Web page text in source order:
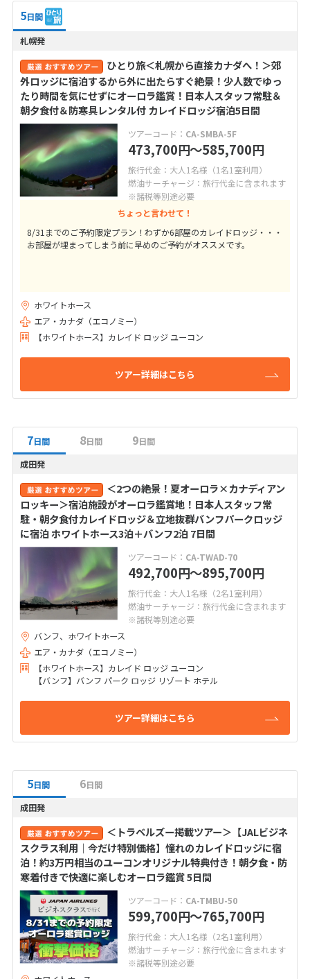
5日間
札幌発
ひとり旅＜札幌から直接カナダへ！＞郊
外ロッジに宿泊するから外に出たらすぐ絶景！少人数でゆっ
たり時間を気にせずにオーロラ鑑賞！日本人スタッフ常駐＆
朝夕食付＆防寒具レンタル付 カレイドロッジ宿泊5日間
ツアーコード： CA-SMBA-5F
473,700円〜585,700円
旅行代金：大人1名様（1名1室利用）
燃油サーチャージ：旅行代金に含まれます
※諸税等別途必要
ちょっと言わせて！
8/31までのご予約限定プラン！わずか6部屋のカレイドロッジ・・・
お部屋が埋まってしまう前に早めのご予約がオススメです。
ホワイトホース
エア・カナダ（エコノミー）
【ホワイトホース】カレイド ロッジ ユーコン
ツアー詳細はこちら
7日間 8日間 9日間
成田発
＜2つの絶景！夏オーロラ×カナディアン
ロッキー＞宿泊施設がオーロラ鑑賞地！日本人スタッフ常
駐・朝夕食付カレイドロッジ＆立地抜群バンフパークロッジ
に宿泊 ホワイトホース3泊＋バンフ2泊 7日間
ツアーコード： CA-TWAD-70
492,700円〜895,700円
旅行代金：大人1名様（2名1室利用）
燃油サーチャージ：旅行代金に含まれます
※諸税等別途必要
バンフ、ホワイトホース
エア・カナダ（エコノミー）
【ホワイトホース】カレイド ロッジ ユーコン
【バンフ】バンフ パーク ロッジ リゾート ホテル
ツアー詳細はこちら
5日間 6日間
成田発
＜トラベルズー掲載ツアー＞【JALビジネ
スクラス利用｜今だけ特別価格】憧れのカレイドロッジに宿
泊！約3万円相当のユーコンオリジナル特典付き！朝夕食・防
寒着付きで快適に楽しむオーロラ鑑賞 5日間
ツアーコード： CA-TMBU-50
599,700円〜765,700円
旅行代金：大人1名様（2名1室利用）
燃油サーチャージ：旅行代金に含まれます
※諸税等別途必要